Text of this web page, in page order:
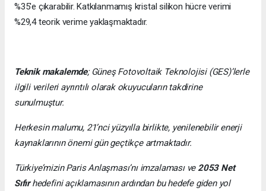
%35'e çıkarabilir. Katkılanmamış kristal silikon hücre verimi
%29,4 teorik verime yaklaşmaktadır.
Teknik makalemde; Güneş Fotovoltaik Teknolojisi (GES)’lerle
ilgili verileri ayrıntılı olarak okuyucuların takdirine
sunulmuştur.
Herkesin malumu, 21’nci yüzyılla birlikte, yenilenebilir enerji
kaynaklarının önemi gün geçtikçe artmaktadır.
Türkiye’mizin Paris Anlaşması’nı imzalaması ve2053 Net
Sıfırhedefini açıklamasının ardından bu hedefe giden yol